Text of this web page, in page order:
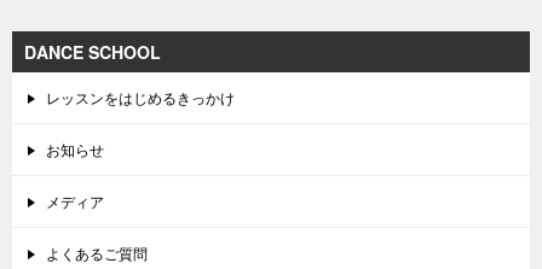
DANCE SCHOOL
レッスンをはじめるきっかけ
お知らせ
メディア
よくあるご質問